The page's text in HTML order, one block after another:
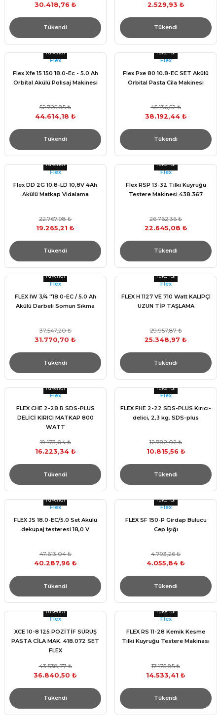
30.418,76 ₺
Tükendi
2.529,93 ₺
Tükendi
Tükendi
Flex
Flex Xfe 15 150 18.0-Ec - 5.0 Ah
Orbital Akülü Polisaj Makinesi
52.725,85 ₺
44.614,18 ₺
Tükendi
Tükendi
Flex
Flex Pxe 80 10.8-EC SET Akülü
Orbital Pasta Cila Makinesi
45.136,52 ₺
38.192,44 ₺
Tükendi
Tükendi
Flex
Flex DD 2G 10.8-LD 10,8V 4Ah
Akülü Matkap Vidalama
22.767,98 ₺
19.265,21 ₺
Tükendi
Tükendi
Flex
Flex RSP 13-32 Tilki Kuyruğu
Testere Makinesi 438.367
26.762,36 ₺
22.645,08 ₺
Tükendi
Tükendi
Flex
FLEX IW 3/4 ''18.0-EC / 5.0 Ah
Akülü Darbeli Somun Sıkma
37.547,20 ₺
31.770,70 ₺
Tükendi
Tükendi
Flex
FLEX H 1127 VE 710 Watt KALIPÇI
UZUN TİP TAŞLAMA
29.957,87 ₺
25.348,97 ₺
Tükendi
Tükendi
Flex
FLEX CHE 2-28 R SDS-PLUS
DELİCİ KIRICI MATKAP 800
WATT
19.173,04 ₺
16.223,34 ₺
Tükendi
Tükendi
Flex
FLEX FHE 2-22 SDS-PLUS Kırıcı-
delici, 2,3 kg, SDS-plus
12.782,02 ₺
10.815,56 ₺
Tükendi
Tükendi
Flex
FLEX JS 18.0-EC/5.0 Set Akülü
dekupaj testeresi 18,0 V
47.613,04 ₺
40.287,96 ₺
Tükendi
Tükendi
Flex
FLEX SF 150-P Girdap Bulucu
Cep Işığı
4.793,26 ₺
4.055,84 ₺
Tükendi
Tükendi
Flex
XCE 10-8 125 POZİTİF SÜRÜŞ
PASTA CİLA MAK. 418.072 SET
FLEX
43.538,77 ₺
36.840,50 ₺
Tükendi
Tükendi
Flex
FLEX RS 11-28 Kemik Kesme
Tilki Kuyruğu Testere Makinası
17.175,85 ₺
14.533,41 ₺
Tükendi